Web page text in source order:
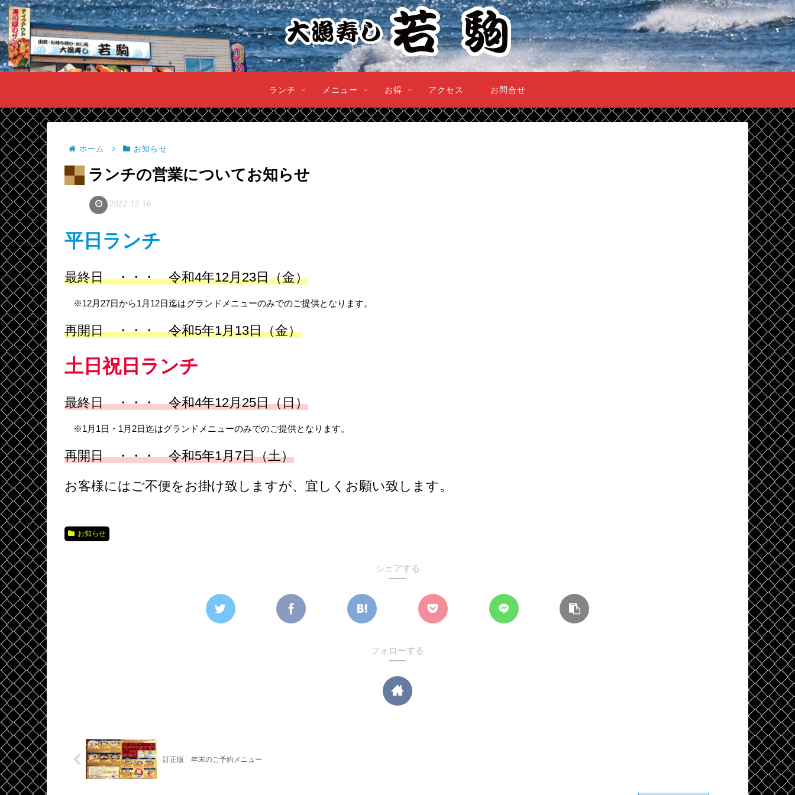
ランチ メニュー お得 アクセス お問合せ
ホーム お知らせ
ランチの営業についてお知らせ
2022.12.16
平日ランチ
最終日 ・・・ 令和4年12月23日（金）
※12月27日から1月12日迄はグランドメニューのみでのご提供となります。
再開日 ・・・ 令和5年1月13日（金）
土日祝日ランチ
最終日 ・・・ 令和4年12月25日（日）
※1月1日・1月2日迄はグランドメニューのみでのご提供となります。
再開日 ・・・ 令和5年1月7日（土）
お客様にはご不便をお掛け致しますが、宜しくお願い致します。
お知らせ
シェアする
フォローする
訂正版 年末のご予約メニュー